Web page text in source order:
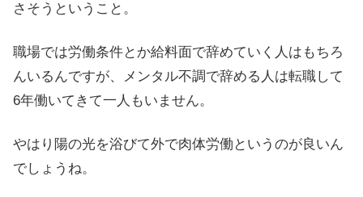
さそうということ。
職場では労働条件とか給料面で辞めていく人はもちろ
んいるんですが、メンタル不調で辞める人は転職して
6年働いてきて一人もいません。
やはり陽の光を浴びて外で肉体労働というのが良いん
でしょうね。